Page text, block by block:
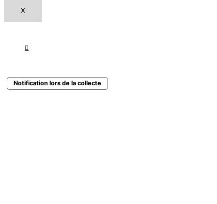
X
Notification lors de la collecte